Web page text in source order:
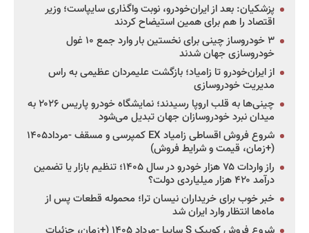
پزشکیان: بعد از ایران‌خودرو، نوبت واگذاری سایپاست؛ وزیر
اقتصاد را هم برای همین استیضاح کردند
۳ خودروساز چینی برای نخستین بار وارد جمع ۱۰ غول
خودروسازی جهان شدند
از ایران‌خودرو تا زامیاد؛ بازگشت علیمردان عظیمی به راس
مدیریت خودروسازی
چینی‌ها به قلب اروپا رسیدند؛ نمایشگاه خودرو پاریس ۲۰۲۶ به
میدان نبرد خودروسازان جهان تبدیل می‌شود
شروع فروش اقساطی زامیاد EX کمپرسی و مسقف -مرداد۱۴۰۵
(+زمان، قیمت و شرایط فروش)
راز واردات ۷۵ هزار خودرو در سال ۱۴۰۵؛ تنظیم بازار یا تضمین
درآمد ۴۲۰ هزار میلیاردی دولت؟
خبر خوب برای خریداران نیسان ترا؛ محموله قطعات پس از
ماه‌ها انتظار وارد ایران شد